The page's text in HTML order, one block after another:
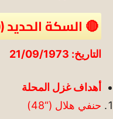
🔴 السكة الحديد (0-1) غزل المحلة
التاريخ: 21/09/1973
أهداف غزل المحلة
حنفي هلال (“48)